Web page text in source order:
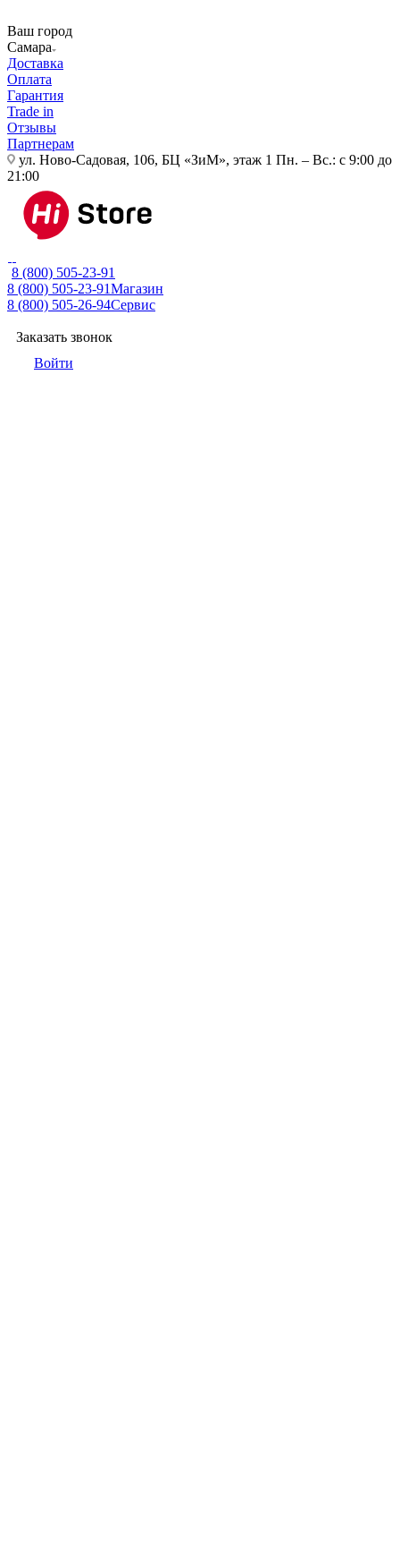
Ваш город
Самара
Доставка
Оплата
Гарантия
Trade in
Отзывы
Партнерам
ул. Ново-Садовая, 106, БЦ «ЗиМ», этаж 1 Пн. – Вс.: с 9:00 до
21:00
8 (800) 505-23-91
8 (800) 505-23-91Магазин
8 (800) 505-26-94Сервис
Заказать звонок
Войти